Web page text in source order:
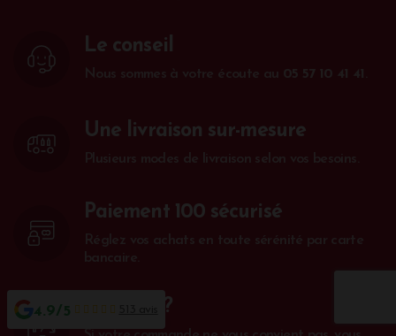
Le conseil
Une livraison sur-mesure
Paiement 100 sécurisé
Satisfait ?
4.9/5